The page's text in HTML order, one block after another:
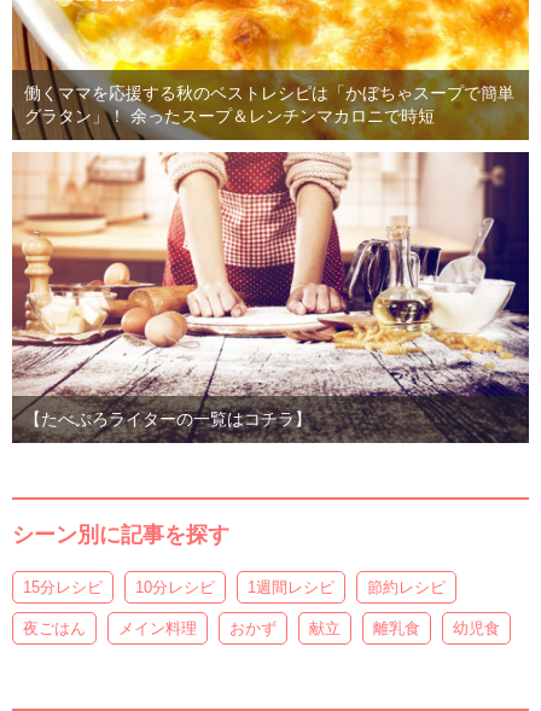
働くママを応援する秋のベストレシピは「かぼちゃスープで簡単
グラタン」！ 余ったスープ＆レンチンマカロニで時短
【たべぷろライターの一覧はコチラ】
シーン別に記事を探す
15分レシピ 10分レシピ 1週間レシピ 節約レシピ
夜ごはん メイン料理 おかず 献立 離乳食 幼児食